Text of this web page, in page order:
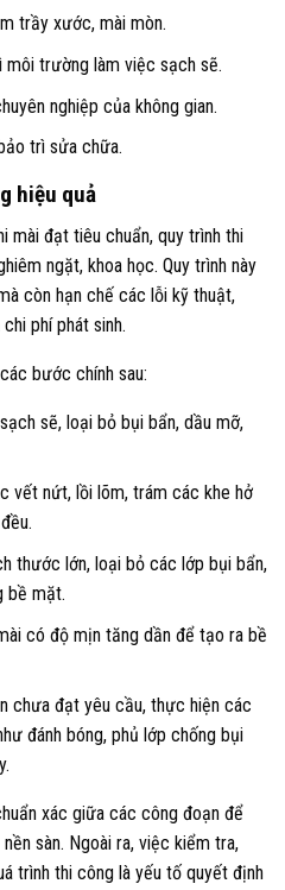
trầy xước, mài mòn.
môi trường làm việc sạch sẽ.
nghiệp của không gian.
trì sửa chữa.
hiệu quả
mài đạt tiêu chuẩn, quy trình thi
ngặt, khoa học. Quy trình này
còn hạn chế các lỗi kỹ thuật,
phí phát sinh.
bước chính sau:
sẽ, loại bỏ bụi bẩn, dầu mỡ,
vết nứt, lồi lõm, trám các khe hở
thước lớn, loại bỏ các lớp bụi bẩn,
bề mặt.
có độ mịn tăng dần để tạo ra bề
chưa đạt yêu cầu, thực hiện các
đánh bóng, phủ lớp chống bụi
xác giữa các công đoạn để
sàn. Ngoài ra, việc kiểm tra,
trình thi công là yếu tố quyết định